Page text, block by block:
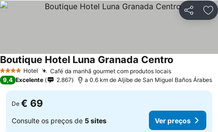
Partilhar
4 EstrelasHotel Café da manhã gourmet com produtos locais
Boutique Hotel Luna Granada Centro
9,4 Excelente 2.867 a 0.6 km de Aljibe de San Miguel Baños Árabes
De € 69
Consulte os preços de 5 sites Ver preços